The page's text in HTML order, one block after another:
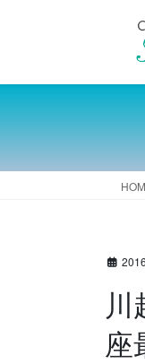
ツ
ス
キ
シ
ン
に
座